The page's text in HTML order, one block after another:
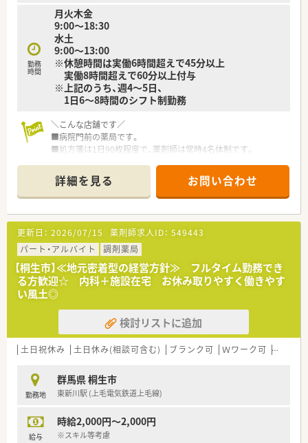
勤務
時間
月火木金
9:00～18:30
水土
9:00～13:00
※休憩時間は実働6時間超えで45分以上
実働8時間超えで60分以上付与
※上記のうち、週4～5日、
1日6～8時間のシフト制勤務
＼こんな店舗です／
■病院門前の薬局です。
■処方箋は1日90枚程度で、薬剤師は常時4名体制です。
■太田駅から車で15分。車通勤が便利です。
＼こんな法人です／
■地域医療に貢献し、地域の生活者に信頼される薬局を目指して
います。
■全国に約350店舗以上を展開中！成長を続ける企業です。
■最新システムの導入や健康フェアの開催を通じて、
患者さまとのコミュニケーションを大切にしています。
■患者様のＱＯＬ、ＡＤＬを考慮した服薬指導、最新のＩＣＴを
導入した薬歴管理を行っています。そのために最新システムの
導入や健康フェアの開催を通じて、地域に根ざした薬局を作り上
げています。
■在宅取り扱い店舗も全国に広がっており、これから必要とされ
る薬局のために取り組んでいます。
■信頼される薬局であり続けるために、
ます。
＼研修制度／
基礎からしっかり身につけていける体制が整っています。
■地域と人を結ぶ「健康教室」を開催！
詳細を見る お問い合わせ
更新日： 2026/07/15 薬剤師求人ID： 549443
パート・アルバイト
調剤薬局
【桐生市】≪地元密着型の経営方針≫ フルタイム勤務でき
る方歓迎☆ 内科＋施設在宅 お休み取りやすく働きやす
い風土◎
検討リストに追加
土日祝休み 土日休み(相談可含む) ブランク可 Ｗワーク可 残業な
勤務地
群馬県 桐生市
東新川駅 (上毛電気鉄道上毛線)
給与
時給2,000円～2,000円
※スキル等考慮